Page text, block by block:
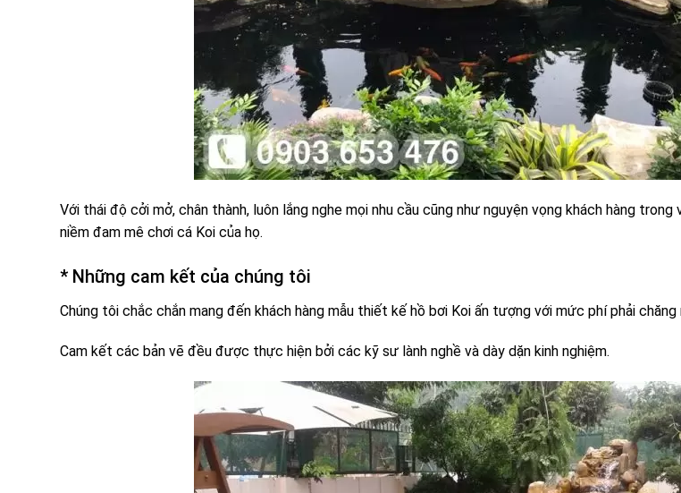
Với thái độ cởi mở, chân thành, luôn lắng nghe mọi nhu cầu cũng như nguyện vọng khách hàng
niềm đam mê chơi cá Koi của họ.
* Những cam kết của chúng tôi
Chúng tôi chắc chắn mang đến khách hàng mẫu thiết kế hồ bơi Koi ấn tượng với mức phí phải chăng
Cam kết các bản vẽ đều được thực hiện bởi các kỹ sư lành nghề và dày dặn kinh nghiệm.